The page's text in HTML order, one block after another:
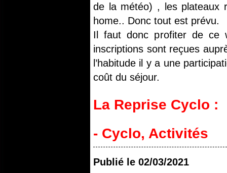
de la météo) , les plateaux
home.. Donc tout est prévu.
Il faut donc profiter de ce
inscriptions sont reçues
l’habitude il y a une
coût du séjour.
La Reprise Cyclo :
- Cyclo, Activités
Publié le 02/03/2021